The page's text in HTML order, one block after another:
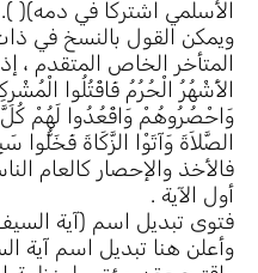
الأسلمي اشتركا في دمه)( ).
ويمكن القول بالنسخ في
المتأخر الخاص المتقدم ،
الأَشْهُرُ الْحُرُمُ فَاقْتُلُوا
وَاحْصُرُوهُمْ وَاقْعُدُوا لَهُمْ كُلَّ
الصَّلاَةَ وَآتَوْا الزَّكَاةَ فَخَلُّوا
فالأخذ والإحصار كالعام
أول الآية .
فتوى تبديل اسم (آية
وأعلن هنا تبديل اسم آية